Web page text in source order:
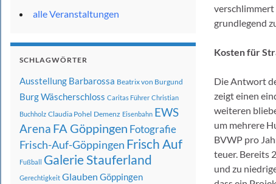
verschlimmert
grundlegend
Kosten für
Die Antwort
zeigt einen
weiteren
um mehrere
BVWP pro
teuer. Bereits
und zu
alle Veranstaltungen
SCHLAGWÖRTER
Ausstellung Barbarossa Beatrix von Burgund
Burg Wäscherschloss Caritas Führer Christian
Buchholz Claudia Pohel Demenz Eisenbahn EWS
Arena FA Göppingen Fotografie
Frisch-Auf-Göppingen Frisch Auf
Fußball Galerie Stauferland
Gerechtigkeit Glauben Göppingen